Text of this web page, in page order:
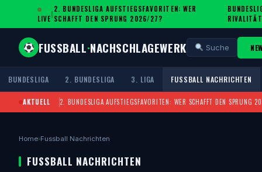
LIVE
|
2. BUNDESLIGA AUFSTIEGSFAVORITEN: WER
SCHAFFT DEN SPRUNG 2026/27?
·
FUSSBALL·NACHSCHLAGEWERK Suche
BUNDESLIGA 2. BUNDESLIGA 3. LIGA FUSSBALL NACHRICHTEN
AKTUELL 2. BUNDESLIGA AUFSTIEGSFAVORITEN: WER SCHAFFT DEN SPRUNG
Home›Fussball Nachrichten
FUSSBALL NACHRICHTEN